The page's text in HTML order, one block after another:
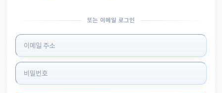
또는 이메일 로그인
로그인 정보 입력